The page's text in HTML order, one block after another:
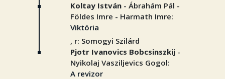
Koltay István - Ábrahám Pál -
Földes Imre - Harmath Imre:
Viktória
, r: Somogyi Szilárd
Pjotr Ivanovics Bobcsinszkij -
Nyikolaj Vasziljevics Gogol:
A revizor